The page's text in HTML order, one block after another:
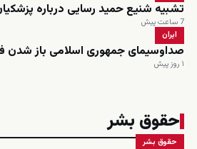
تشبیه شنیع حمید رسایی درباره
7 ساعت پیش
ایران
صداوسیمای جمهوری اسلامی باز شدن
۱ روز پیش
حقوق بشر
حقوق بشر